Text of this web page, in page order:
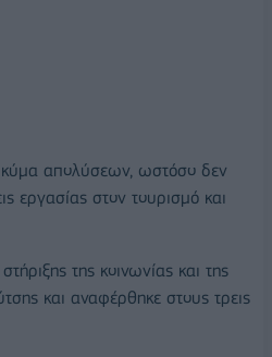
απολύσεων, ωστόσο δεν
εργασίας στον τουρισμό και
της κοινωνίας και της
και αναφέρθηκε στους τρεις